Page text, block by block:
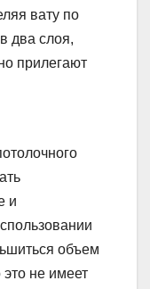
вату по
два слоя,
прилегают
и
объем
это не имеет